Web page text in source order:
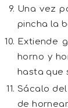
Una vez
pincha la
Extiende
horno y
hasta que
Sácalo
de hornear.